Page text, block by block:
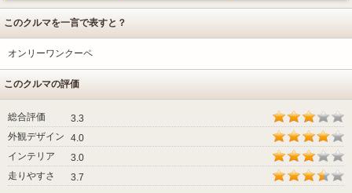
このクルマを一言で表すと？
オンリーワンクーペ
このクルマの評価
総合評価
3.3
外観デザイン
4.0
インテリア
3.0
走りやすさ
3.7